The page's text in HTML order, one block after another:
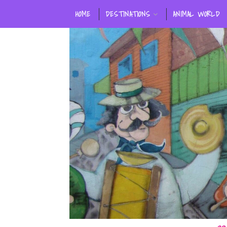
HOME DESTINATIONS ANIMAL WORLD